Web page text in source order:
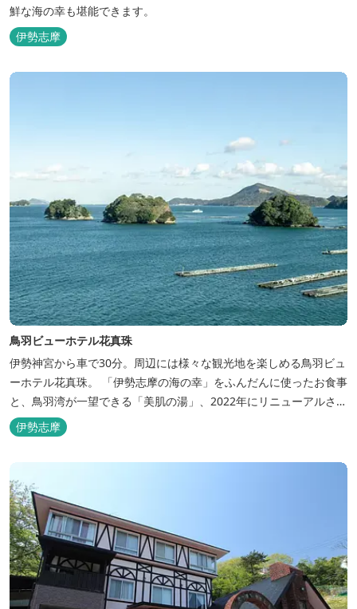
鮮な海の幸も堪能できます。
伊勢志摩
鳥羽ビューホテル花真珠
伊勢神宮から車で30分。周辺には様々な観光地を楽しめる鳥羽ビュ
ーホテル花真珠。 「伊勢志摩の海の幸」をふんだんに使ったお食事
と、鳥羽湾が一望できる「美肌の湯」、2022年にリニューアルされ
た客室で、五感から体と心を癒やします。 【お部屋】 近年リニュ
ーアルした過ごしやすいお部屋で、親子3世代で楽しめるお部屋に
なっております。 全室オーシャンビューで雄大な鳥羽湾を一望で
き、日頃の疲...
伊勢志摩